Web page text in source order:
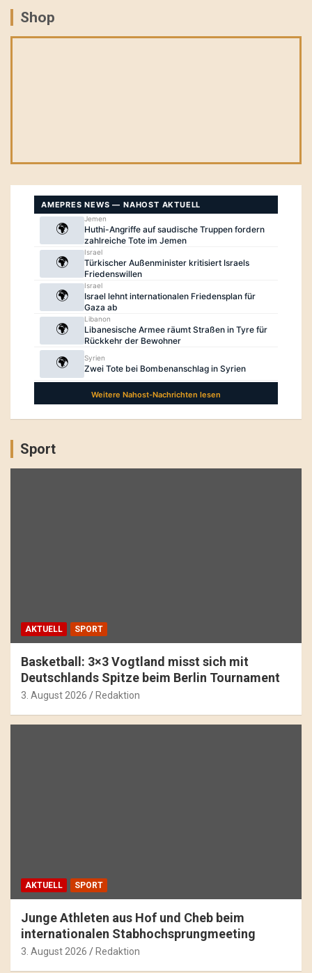
Shop
Sport
AKTUELL SPORT
Basketball: 3×3 Vogtland misst sich mit
Deutschlands Spitze beim Berlin Tournament
3. August 2026 Redaktion
AKTUELL SPORT
Junge Athleten aus Hof und Cheb beim
internationalen Stabhochsprungmeeting
3. August 2026 Redaktion